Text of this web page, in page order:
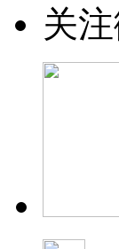
关